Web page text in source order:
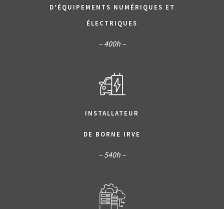
D’ÉQUIPEMENTS NUMÉRIQUES ET
ÉLECTRIQUES
– 400h –
INSTALLATEUR
DE BORNE IRVE
– 540h –